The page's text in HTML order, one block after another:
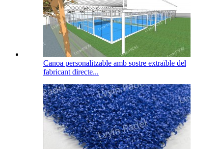
Canoa personalitzable amb sostre extraïble del
fabricant directe...